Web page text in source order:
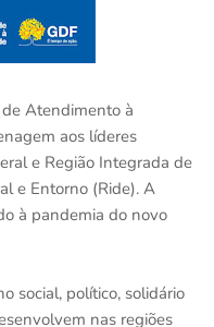
Atendimento à
aos líderes
e Região Integrada de
e Entorno (Ride). A
à pandemia do novo
social, político, solidário
nas regiões